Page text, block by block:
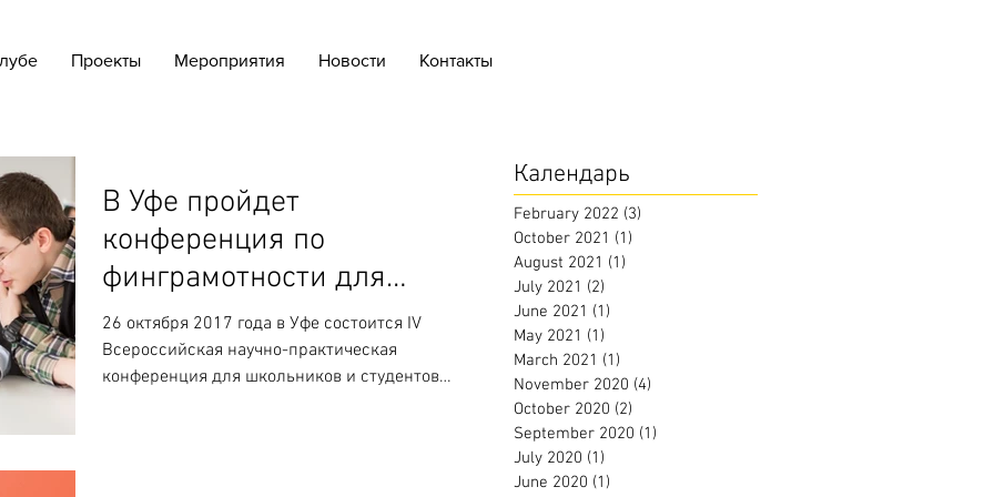
Проекты Мероприятия Новости Контакты
В Уфе пройдет
конференция по
финграмотности для
школьников и студентов
26 октября 2017 года в Уфе состоится IV
Всероссийская научно-практическая
конференция для школьников и студентов
Календарь
February 2022 (3)
October 2021 (1)
August 2021 (1)
July 2021 (2)
June 2021 (1)
May 2021 (1)
March 2021 (1)
November 2020 (4)
October 2020 (2)
September 2020 (1)
July 2020 (1)
June 2020 (1)